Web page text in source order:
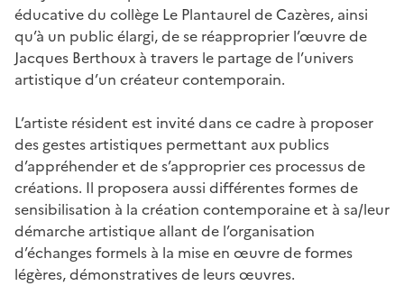
éducative du collège Le Plantaurel de Cazères, ainsi
qu’à un public élargi, de se réapproprier l’œuvre de
Jacques Berthoux à travers le partage de l’univers
artistique d’un créateur contemporain.
L’artiste résident est invité dans ce cadre à proposer
des gestes artistiques permettant aux publics
d’appréhender et de s’approprier ces processus de
créations. Il proposera aussi différentes formes de
sensibilisation à la création contemporaine et à sa/leur
démarche artistique allant de l’organisation
d’échanges formels à la mise en œuvre de formes
légères, démonstratives de leurs œuvres.